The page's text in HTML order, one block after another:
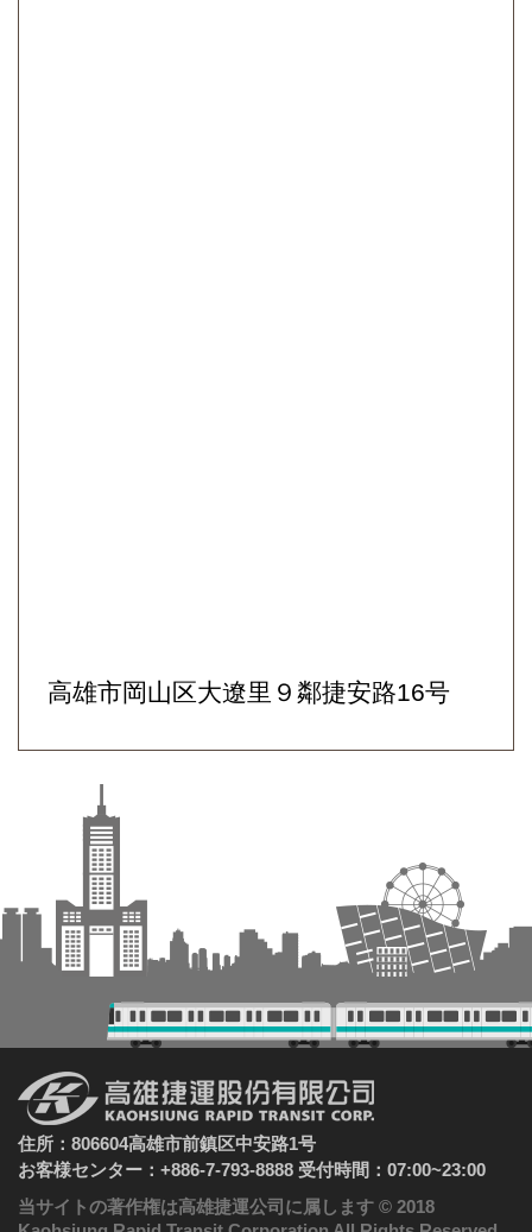
高雄市岡山区大遼里９鄰捷安路16号
住所：806604高雄市前鎮区中安路1号
お客様センター：+886-7-793-8888 受付時間：07:00~23:00
当サイトの著作権は高雄捷運公司に属します © 2018